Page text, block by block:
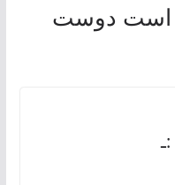
است دوست